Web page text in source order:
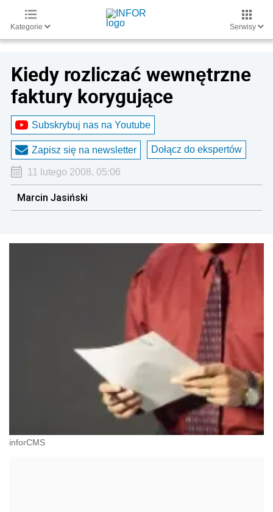
Kategorie Serwisy
Kiedy rozliczać wewnętrzne
faktury korygujące
Subskrybuj nas na Youtube
Zapisz się na newsletter Dołącz do ekspertów
11 lutego 2008, 05:06
Marcin Jasiński
inforCMS